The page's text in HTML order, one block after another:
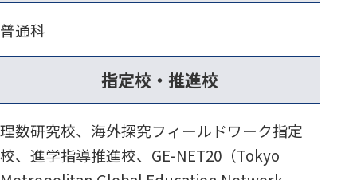
普通科
指定校・推進校
理数研究校、海外探究フィールドワーク指定
校、進学指導推進校、GE-NET20（Tokyo